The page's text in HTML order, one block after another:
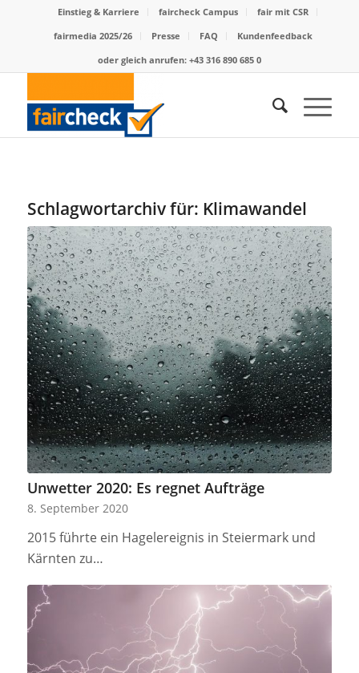
Einstieg & Karriere faircheck Campus
fair mit CSR
fairmedia 2025/26
Presse FAQ
Kundenfeedback
oder gleich anrufen: +43 316 890 685 0
Schlagwortarchiv für: Klimawandel
Unwetter 2020: Es regnet Aufträge
8. September 2020
2015 führte ein Hagelereignis in Steiermark und
Kärnten zu…